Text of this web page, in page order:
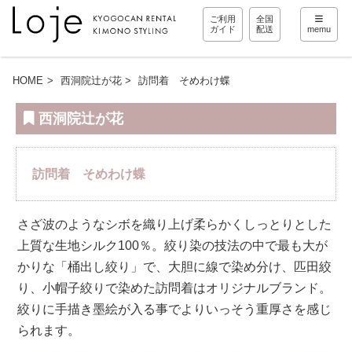
ご利用
ガイド
全国
配送
memu
HOME 西洞院辻が花 訪問着 そめわけ蝶
西洞院辻が花
訪問着 そめわけ蝶
さざ波のようなシボを織り上げ柔らかくしっとりとした
上質な生地シルク100％。絞り染の技法の中で最も大が
かりな「桶出し絞り」で、大胆に線で染め分け、匹田絞
り、小帽子絞りで染めた訪問着はオリジナルブランド。
絞りに手描き墨絵が入る事でよりいっそう重厚さを感じ
られます。